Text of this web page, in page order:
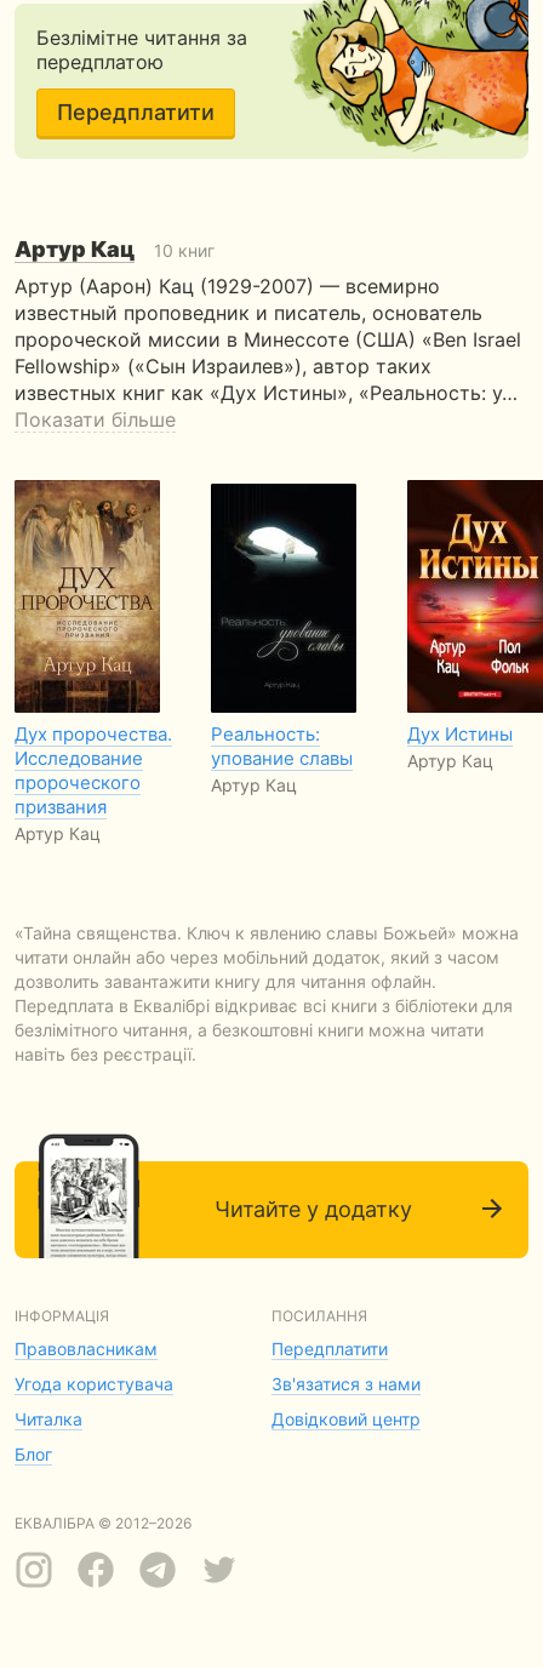
Безлімітне читання за
передплатою
Передплатити
Артур Кац 10 книг
Артур (Аарон) Кац (1929-2007) — всемирно
известный проповедник и писатель, основатель
пророческой миссии в Минессоте (США) «Ben Israel
Fellowship» («Сын Израилев»), автор таких
известных книг как «Дух Истины», «Реальность: у…
Показати більше
Дух пророчества.
Исследование
пророческого
призвания
Артур Кац
Реальность:
упование славы
Артур Кац
Дух Истины
Артур Кац
«Тайна священства. Ключ к явлению славы Божьей» можна
читати онлайн або через мобільний додаток, який з часом
дозволить завантажити книгу для читання офлайн.
Передплата в Еквалібрі відкриває всі книги з бібліотеки для
безлімітного читання, а безкоштовні книги можна читати
навіть без реєстрації.
Читайте у додатку
ІНФОРМАЦІЯ
Правовласникам
Угода користувача
Читалка
Блог
ПОСИЛАННЯ
Передплатити
Зв'язатися з нами
Довідковий центр
ЕКВАЛІБРА © 2012–2026